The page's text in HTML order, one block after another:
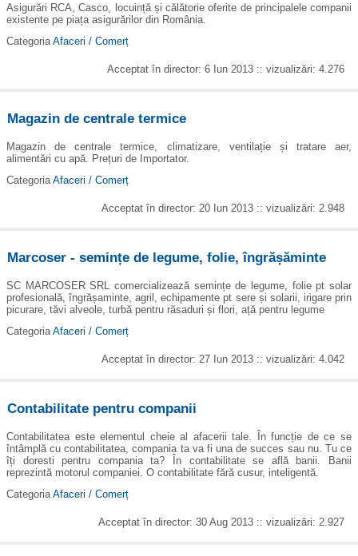
Asigurări RCA, Casco, locuință și călătorie oferite de principalele companii
existente pe piața asigurărilor din România.
Categoria Afaceri / Comerț
Acceptat în director: 6 Iun 2013 :: vizualizări: 4.276
Magazin de centrale termice
Magazin de centrale termice, climatizare, ventilație și tratare aer,
alimentări cu apă. Prețuri de Importator.
Categoria Afaceri / Comerț
Acceptat în director: 20 Iun 2013 :: vizualizări: 2.948
Marcoser - semințe de legume, folie, îngrășăminte
SC MARCOSER SRL comercializează semințe de legume, folie pt solar
profesională, îngrășaminte, agril, echipamente pt sere și solarii, irigare prin
picurare, tăvi alveole, turbă pentru răsaduri și flori, ață pentru legume
Categoria Afaceri / Comerț
Acceptat în director: 27 Iun 2013 :: vizualizări: 4.042
Contabilitate pentru companii
Contabilitatea este elementul cheie al afacerii tale. În funcție de ce se
întâmplă cu contabilitatea, compania ta va fi una de succes sau nu. Tu ce
îți doresti pentru compania ta? În contabilitate se află banii. Banii
reprezintă motorul companiei. O contabilitate fără cusur, inteligentă.
Categoria Afaceri / Comerț
Acceptat în director: 30 Aug 2013 :: vizualizări: 2.927